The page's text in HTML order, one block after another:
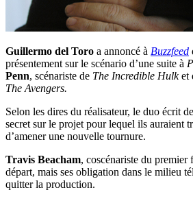
Guillermo del Toro a annoncé à Buzzfeed
présentement sur le scénario d’une suite à
Penn, scénariste de The Incredible Hulket
The Avengers.
Selon les dires du réalisateur, le duo écrit
secret sur le projet pour lequel ils auraient
d’amener une nouvelle tournure.
Travis Beacham, coscénariste du
départ, mais ses obligation dans le milieu
quitter la production.